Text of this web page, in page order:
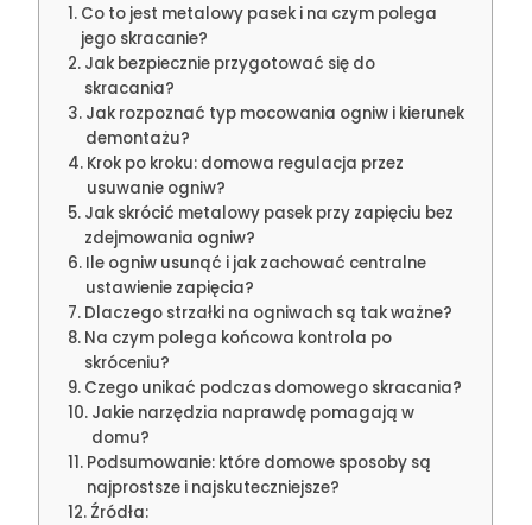
Co to jest metalowy pasek i na czym polega
jego skracanie?
Jak bezpiecznie przygotować się do
skracania?
Jak rozpoznać typ mocowania ogniw i kierunek
demontażu?
Krok po kroku: domowa regulacja przez
usuwanie ogniw?
Jak skrócić metalowy pasek przy zapięciu bez
zdejmowania ogniw?
Ile ogniw usunąć i jak zachować centralne
ustawienie zapięcia?
Dlaczego strzałki na ogniwach są tak ważne?
Na czym polega końcowa kontrola po
skróceniu?
Czego unikać podczas domowego skracania?
Jakie narzędzia naprawdę pomagają w
domu?
Podsumowanie: które domowe sposoby są
najprostsze i najskuteczniejsze?
Źródła: